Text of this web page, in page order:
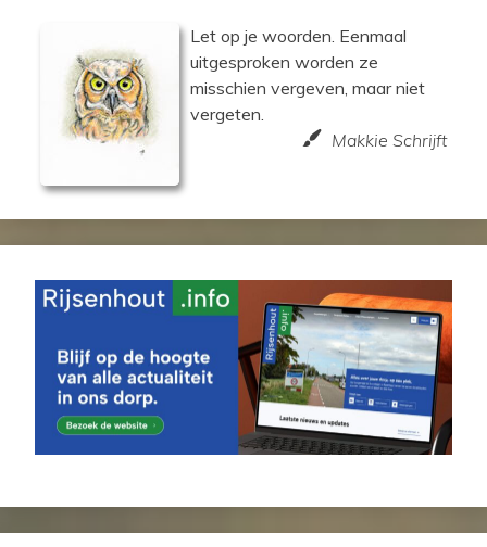
Let op je woorden. Eenmaal
uitgesproken worden ze
misschien vergeven, maar niet
vergeten.
Makkie Schrijft